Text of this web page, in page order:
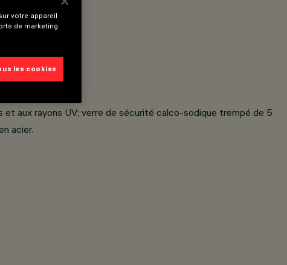
aux rayons UV; verre de sécurité calco-sodique trempé de 5
acier.
votre appareil
de marketing.
les cookies